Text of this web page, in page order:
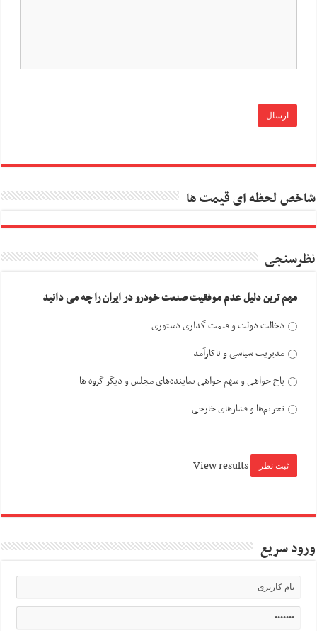
شاخص لحظه ای قیمت ها
نظرسنجی
مهم ترین دلیل عدم موفقیت صنعت خودرو در ایران را چه می دانید
دخالت دولت و قیمت گذاری دستوری
مدیریت سیاسی و ناکارآمد
باج خواهی و سهم خواهی نماینده‌های مجلس و دیگر گروه ها
تحریم‌ها و فشارهای خارجی
View results
ورود سریع